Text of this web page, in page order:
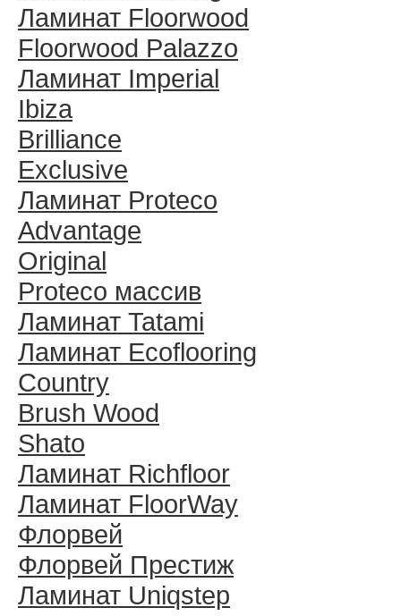
Ламинат Floorwood
Floorwood Palazzo
Ламинат Imperial
Ibiza
Brilliance
Exclusive
Ламинат Proteco
Advantage
Original
Proteco массив
Ламинат Tatami
Ламинат Ecoflooring
Country
Brush Wood
Shato
Ламинат Richfloor
Ламинат FloorWay
Флорвей
Флорвей Престиж
Ламинат Uniqstep